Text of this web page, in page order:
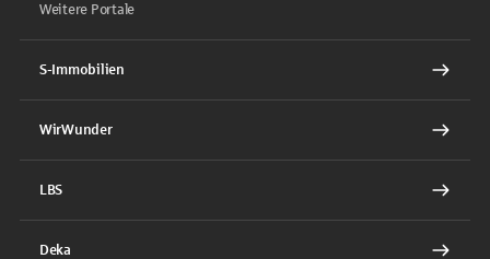
Weitere Portale
S-Immobilien
WirWunder
LBS
Deka